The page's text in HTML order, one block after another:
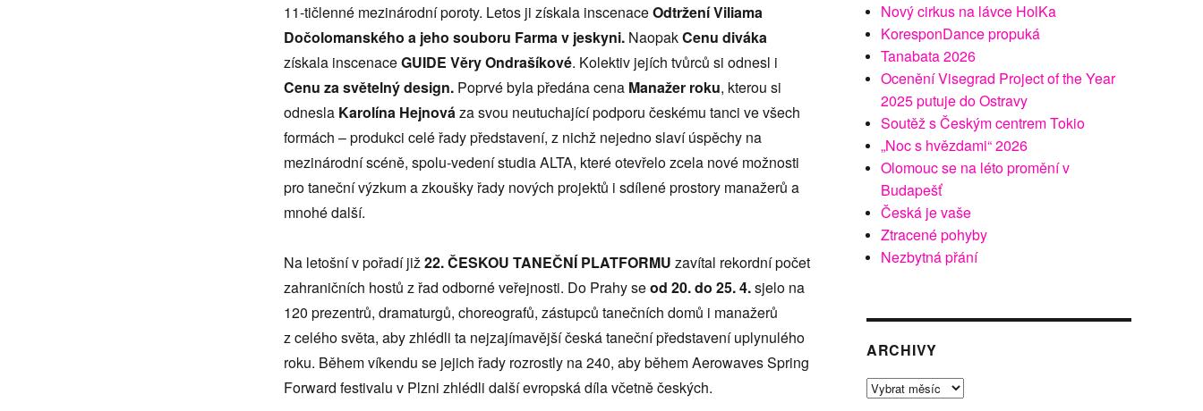
11-tičlenné mezinárodní poroty. Letos ji získala inscenaceOdtržení Viliama
Dočolomanského a jeho souboru Farma v jeskyni. NaopakCenu diváka
získala inscenaceGUIDE Věry Ondrašíkové. Kolektiv jejích tvůrců si odnesl i
Cenu za světelný design.Poprvé byla předána cena Manažer roku, kterou si
odnesla Karolína Hejnováza svou neutuchající podporu českému tanci ve všech
formách – produkci celé řady představení, z nichž nejedno slaví úspěchy na
mezinárodní scéně, spolu-vedení studia ALTA, které otevřelo zcela nové možnosti
pro taneční výzkum a zkoušky řady nových projektů i sdílené prostory manažerů a
mnohé další.
Na letošní v pořadí již22. ČESKOU TANEČNÍ PLATFORMU zavítal rekordní počet
zahraničních hostů z řad odborné veřejnosti. Do Prahy seod 20. do 25. 4.sjelo na
120 prezentrů, dramaturgů, choreografů, zástupců tanečních domů i manažerů
z celého světa, aby zhlédli ta nejzajímavější česká taneční představení uplynulého
roku. Během víkendu se jejich řady rozrostly na 240, aby během Aerowaves Spring
Forward festivalu v Plzni zhlédli další evropská díla včetně českých.
Nový cirkus na lávce HolKa
KoresponDance propuká
Tanabata 2026
Ocenění Visegrad Project of the Year
2025 putuje do Ostravy
Soutěž s Českým centrem Tokio
„Noc s hvězdami“ 2026
Olomouc se na léto promění v
Budapešť
Česká je vaše
Ztracené pohyby
Nezbytná přání
ARCHIVY
Archivy